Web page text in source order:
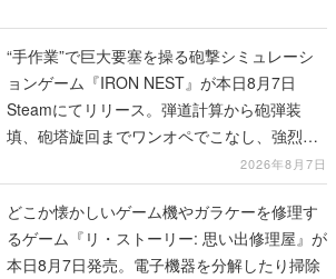
“手作業”で巨大要塞を操る砲撃シミュレーシ
ョンゲーム『IRON NEST』が本日8月7日
Steamにてリリース。弾道計算から砲弾装
填、砲塔旋回までワンオペでこなし、強烈な
一撃をブチかませるロマンある作品2026年8月7日
どこか懐かしいゲーム機やガラケーを修理す
るゲーム『リ・ストーリー: 思い出修理屋』が
本日8月7日発売。電子機器を分解したり掃除